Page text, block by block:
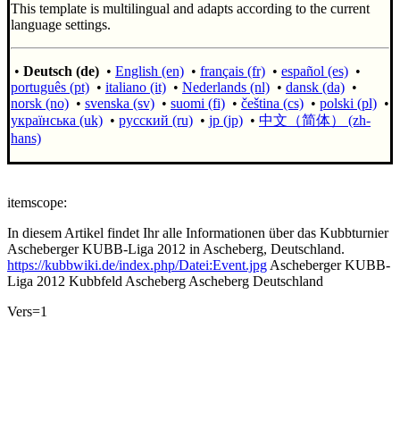
This template is multilingual and adapts according to the current
language settings.
• Deutsch (de) • English (en) • français (fr) • español (es) •
português (pt) • italiano (it) • Nederlands (nl) • dansk (da) •
norsk (no) • svenska (sv) • suomi (fi) • čeština (cs) • polski (pl) •
українська (uk) • русский (ru) • jp (jp) • 中文（简体）‎ (zh-
hans)
itemscope:
In diesem Artikel findet Ihr alle Informationen über das Kubbturnier
Ascheberger KUBB-Liga 2012 in Ascheberg, Deutschland.
https://kubbwiki.de/index.php/Datei:Event.jpgAscheberger KUBB-
Liga 2012 Kubbfeld AschebergAscheberg Deutschland
Vers=1